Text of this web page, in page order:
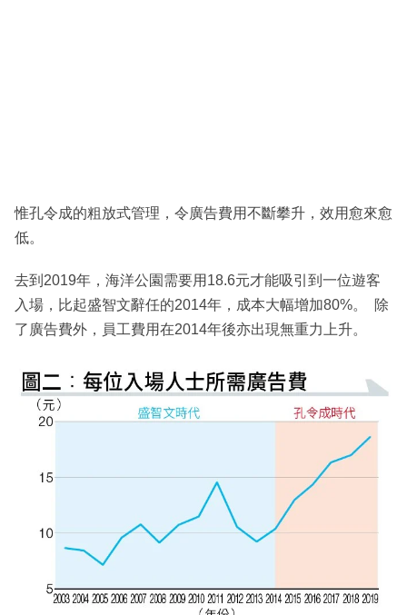
惟孔令成的粗放式管理，令廣告費用不斷攀升，效用愈來愈
低。
去到2019年，海洋公園需要用18.6元才能吸引到一位遊客
入場，比起盛智文辭任的2014年，成本大幅增加80%。 除
了廣告費外，員工費用在2014年後亦出現無重力上升。